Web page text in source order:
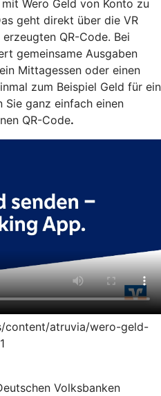
Wero Geld von Konto zu
geht direkt über die VR
QR-Code. Bei
gemeinsame Ausgaben
Mittagessen oder einen
zum Beispiel Geld für ein
Sie ganz einfach einen
QR-Code.
content/atruvia/wero-geld-
Volksbanken